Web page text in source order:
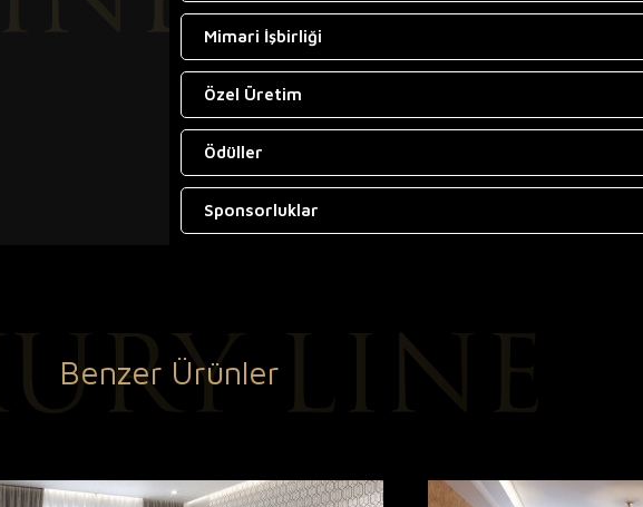
Mimari İşbirliği
Özel Üretim
Ödüller
Sponsorluklar
Benzer Ürünler